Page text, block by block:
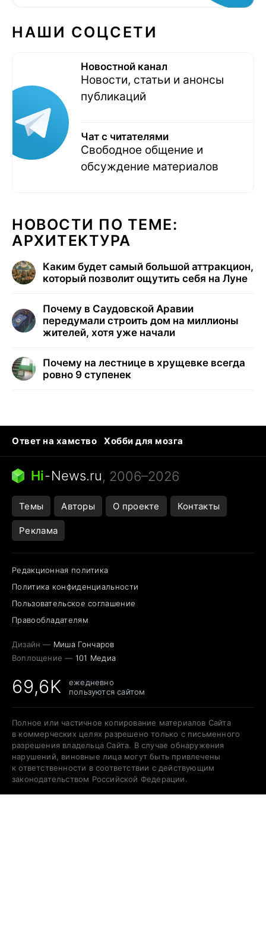
НАШИ СОЦСЕТИ
Новостной канал
Новости, статьи и анонсы
публикаций
Чат с читателями
Свободное общение и
обсуждение материалов
НОВОСТИ ПО ТЕМЕ:
АРХИТЕКТУРА
Каким будет самый большой аттракцион,
который позволит ощутить себя на Луне
Почему в Саудовской Аравии
передумали строить дом на миллионы
жителей, хотя уже начали
Почему на лестнице в хрущевке всегда
ровно 9 ступенек
Ответ на хамство
Хобби для мозга
Бензин 100 vs 95
Тунцы в океанариуме
Следующая пандемия
Hi-News.ru, 2006–2026
Темы Авторы О проекте Контакты
Реклама
Редакционная политика
Политика конфиденциальности
Пользовательское соглашение
Правообладателям
Дизайн — Миша Гончаров
Воплощение — 101 Медиа
69,6K
ежедневно
пользуются сайтом
Полное или частичное копирование материалов Сайта
в коммерческих целях разрешено только с письменного
разрешения владельца Сайта. В случае обнаружения
нарушений, виновные лица могут быть привлечены
к ответственности в соответствии с действующим
законодательством Российской Федерации.